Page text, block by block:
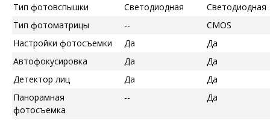
Тип фотовспышки
Светодиодная
Светодиодная
Тип фотоматрицы
--
CMOS
Настройки фотосъемки
Да
Да
Автофокусировка
Да
Да
Детектор лиц
Да
Да
Панорамная
фотосъемка
-- Да